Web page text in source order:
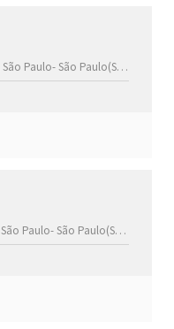
São Paulo-São Paulo(SP)
São Paulo-São Paulo(SP)